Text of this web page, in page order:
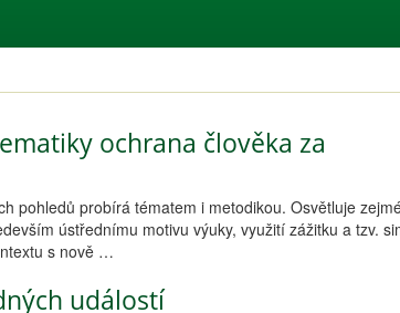
ochrana člověka za
pohledů probírá tématem i metodikou. Osvětluje
ústřednímu motivu výuky, využití zážitku a tzv.
s nově …
událostí